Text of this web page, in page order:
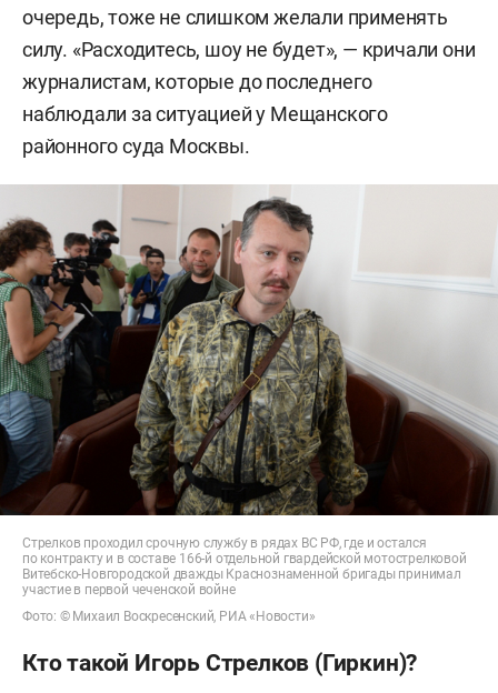
очередь, тоже не слишком желали применять
силу. «Расходитесь, шоу не будет», — кричали они
журналистам, которые до последнего
наблюдали за ситуацией у Мещанского
районного суда Москвы.
Стрелков проходил срочную службу в рядах ВС РФ, где и остался
по контракту и в составе 166-й отдельной гвардейской мотострелковой
Витебско-Новгородской дважды Краснознаменной бригады принимал
участие в первой чеченской войне
Фото: © Михаил Воскресенский, РИА «Новости»
Кто такой Игорь Стрелков (Гиркин)?